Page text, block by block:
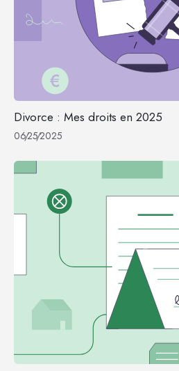
Divorce : Mes droits en 2025
06/25/2025